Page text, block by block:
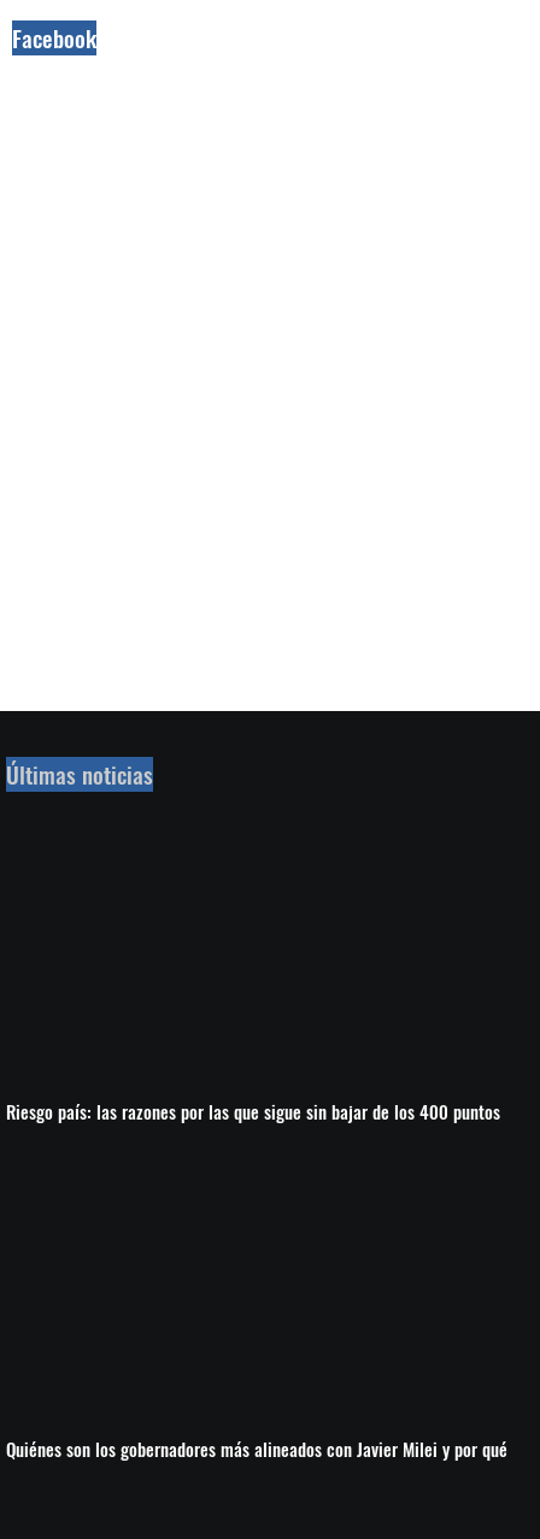
Facebook
Últimas noticias
Riesgo país: las razones por las que sigue sin bajar de los 400 puntos
Quiénes son los gobernadores más alineados con Javier Milei y por qué